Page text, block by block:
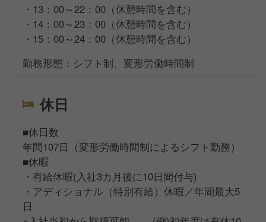
・13：00～22：00（休憩時間を含む）
・14：00～23：00（休憩時間を含む）
・15：00～24：00（休憩時間を含む）
勤務形態：シフト制、変形労働時間制
休日
■休日数
年間107日（変形労働時間制によるシフト勤務）
■休暇
・有給休暇(入社3カ月後に10日間付与)
・アディショナル（特別有給）休暇／年間最大5
日